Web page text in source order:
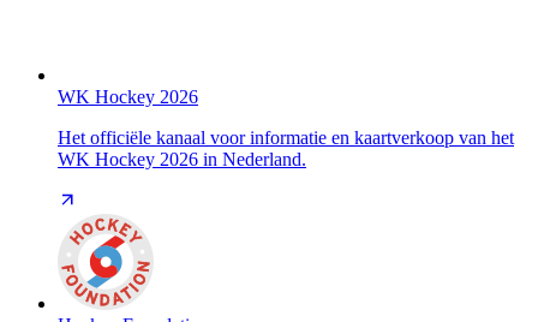
WK Hockey 2026
Het officiële kanaal voor informatie en kaartverkoop van het
WK Hockey 2026 in Nederland.